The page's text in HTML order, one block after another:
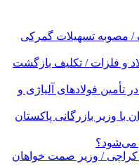
/ مصوبه تسهیلات گمرکی
و فلزات / تکلیف بازگشت
فولادهای آلیاژی و
وزیر بازرگانی پاکستان
می‌شود؟
کراچی / وزیر صمت خواهان